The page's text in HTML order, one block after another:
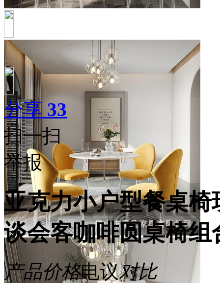
分享 33
扫一扫
举报
亚克力小户型餐桌
谈会客咖啡圆桌椅组
产品价格电议对比